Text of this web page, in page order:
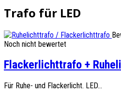
Trafo für LED
Noch nicht bewertet
Flackerlichttrafo +
Für Ruhe- und Flackerlicht. LED...